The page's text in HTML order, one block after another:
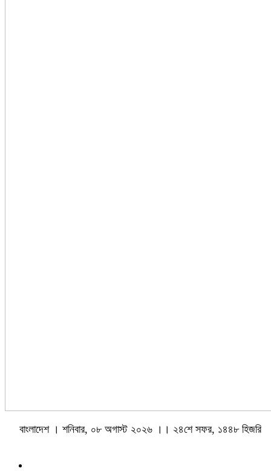
বাংলাদেশ । শনিবার, ০৮ অগাস্ট ২০২৬ ।। ২৪শে সফর, ১৪৪৮ হিজরি